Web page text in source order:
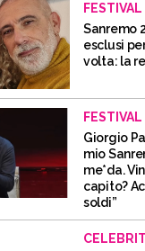
Sanremo
esclusi
volta: la
Giorgio
mio
me*da.
capito?
soldi”